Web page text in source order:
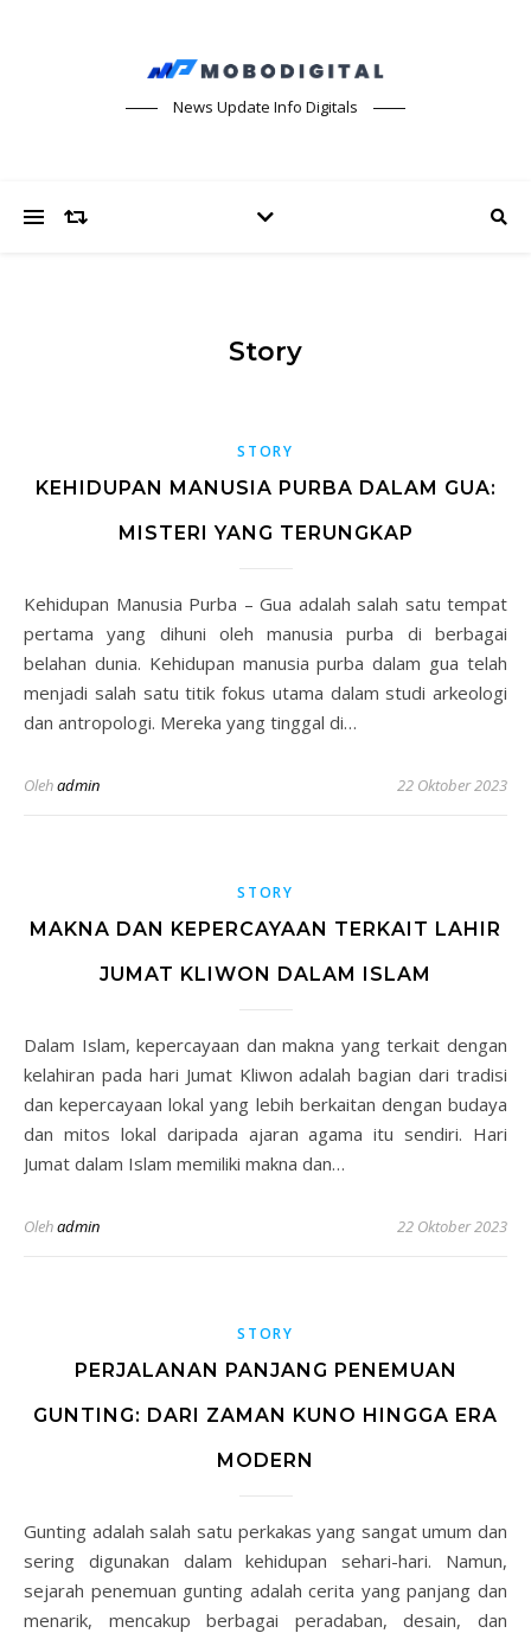
News Update Info Digitals
Story
STORY
KEHIDUPAN MANUSIA PURBA DALAM GUA:
MISTERI YANG TERUNGKAP
Kehidupan Manusia Purba – Gua adalah salah satu tempat
pertama yang dihuni oleh manusia purba di berbagai
belahan dunia. Kehidupan manusia purba dalam gua telah
menjadi salah satu titik fokus utama dalam studi arkeologi
dan antropologi. Mereka yang tinggal di…
Olehadmin 22 Oktober 2023
STORY
MAKNA DAN KEPERCAYAAN TERKAIT LAHIR
JUMAT KLIWON DALAM ISLAM
Dalam Islam, kepercayaan dan makna yang terkait dengan
kelahiran pada hari Jumat Kliwon adalah bagian dari tradisi
dan kepercayaan lokal yang lebih berkaitan dengan budaya
dan mitos lokal daripada ajaran agama itu sendiri. Hari
Jumat dalam Islam memiliki makna dan…
Olehadmin 22 Oktober 2023
STORY
PERJALANAN PANJANG PENEMUAN
GUNTING: DARI ZAMAN KUNO HINGGA ERA
MODERN
Gunting adalah salah satu perkakas yang sangat umum dan
sering digunakan dalam kehidupan sehari-hari. Namun,
sejarah penemuan gunting adalah cerita yang panjang dan
menarik, mencakup berbagai peradaban, desain, dan